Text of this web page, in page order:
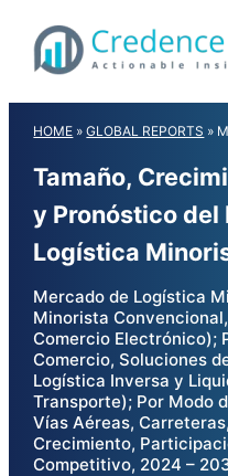
content
HOME »GLOBAL REPORTS »
Tamaño,
y Pronóstico del
Logística
Mercado de Logística
Minorista
Comercio Electrónico);
Comercio, Soluciones
Logística Inversa y
Transporte); Por Modo
Vías Aéreas,
Crecimiento,
Competitivo, 2024 –